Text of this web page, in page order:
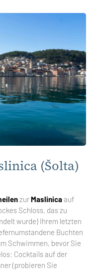
(Šolta)
zur Maslinicaauf
Schloss, das zu
wurde) Ihrem letzten
Buchten
Schwimmen, bevor Sie
Cocktails auf der
(probieren Sie